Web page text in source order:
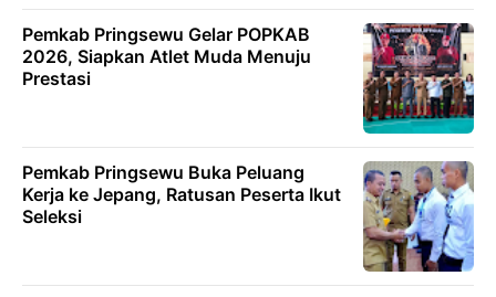
Pemkab Pringsewu Gelar POPKAB
2026, Siapkan Atlet Muda Menuju
Prestasi
Pemkab Pringsewu Buka Peluang
Kerja ke Jepang, Ratusan Peserta Ikut
Seleksi